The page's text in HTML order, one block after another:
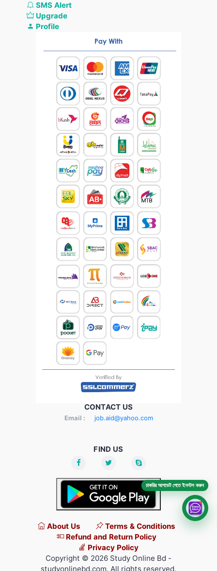
SMS Alert
Upgrade
Profile
CONTACT US
Email : job.aid@yahoo.com
FIND US
About Us
Terms & Conditions
Refund and Return Policy
Privacy Policy
Copyright © 2026 Study Online Bd -
studyonlinebd.com. All rights reserved.
চাকরির আপডেট পেতে ইনস্টল করুন